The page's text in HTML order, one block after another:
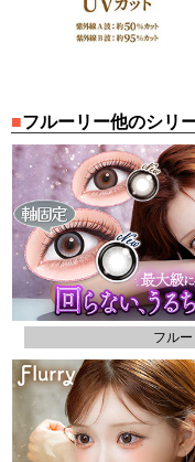
フルーリー他のシリ
フル